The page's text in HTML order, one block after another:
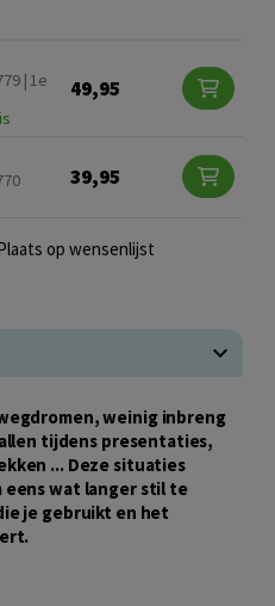
| 1e
49,95
39,95
op wensenlijst
weinig inbreng
tijdens presentaties,
... Deze situaties
eens wat langer stil te
je gebruikt en het